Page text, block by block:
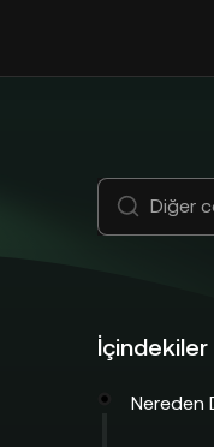
İçindekiler
Nereden